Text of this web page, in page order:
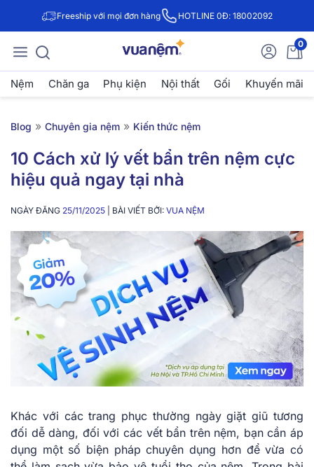
Freeship với mọi đơn hàng HOTLINE 0Đ: 18002092
0
Nệm Chăn ga Phụ kiện Nội thất Gối Khuyến mãi
Blog » Chuyên gia nệm » Kiến thức nệm
10 Cách xử lý vết bẩn trên nệm cực
hiệu quả ngay tại nhà
NGÀY ĐĂNG 25/11/2025 | BÀI VIẾT BỞI: VUA NỆM
Khác với các trang phục thường ngày giặt giũ tương
đối dễ dàng, đối với các vết bẩn trên nệm, bạn cần áp
dụng một số biện pháp chuyên dụng hơn để vừa có